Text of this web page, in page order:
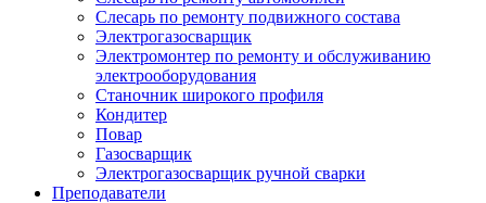
Слесарь по ремонту подвижного состава
Электрогазосварщик
Электромонтер по ремонту и обслуживанию
электрооборудования
Станочник широкого профиля
Кондитер
Повар
Газосварщик
Электрогазосварщик ручной сварки
Преподаватели